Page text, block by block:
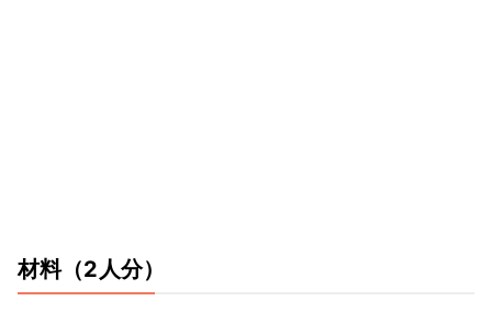
材料（2人分）